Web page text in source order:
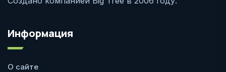
Информация
О сайте